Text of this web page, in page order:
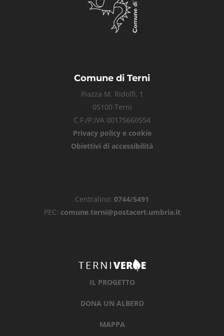
Comune di Terni
Piazza M. Ridolfi, 1
05100 Terni
C.F./P.IVA 00175660554
Privacy policy e cookie
Obiettivi di accessibilità
Centralino: 0744/5491
PEC: comune.terni@postacert.umbria.it
IL PROGETTO
DONA UN ALBERO
MAPPA